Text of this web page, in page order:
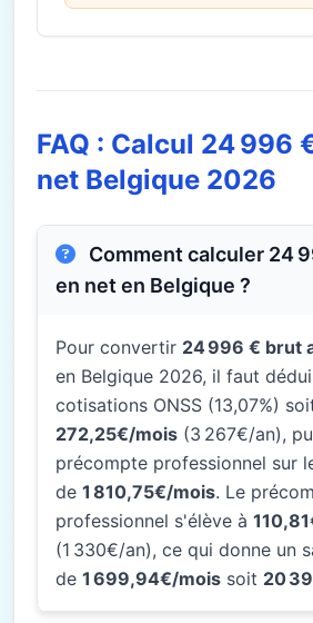
FAQ : Calcul 24 996
net Belgique 2026
en net en Belgique ?
Pour convertir 24 996 € brut
en Belgique 2026, il faut
cotisations ONSS (13,07%)
272,25€/mois (3 267€/an),
précompte professionnel sur
de 1 810,75€/mois. Le
professionnel s'élève à
(1 330€/an), ce qui donne un
de 1 699,94€/mois soit 20